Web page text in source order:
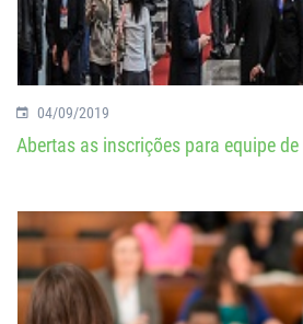
04/09/2019
Abertas as inscrições para equipe